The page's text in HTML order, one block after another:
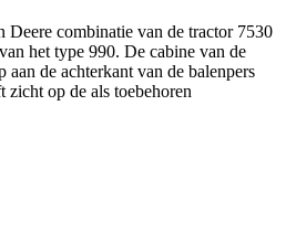
Deere combinatie van de tractor 7530
het type 990. De cabine van de
aan de achterkant van de balenpers
zicht op de als toebehoren